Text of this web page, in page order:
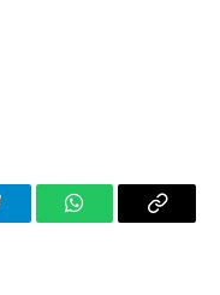
WhatsAppCopy